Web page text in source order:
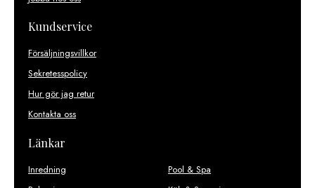
Kundservice
Försäljningsvillkor
Sekretesspolicy
Hur gör jag retur
Kontakta oss
Länkar
Inredning
Pool & Spa